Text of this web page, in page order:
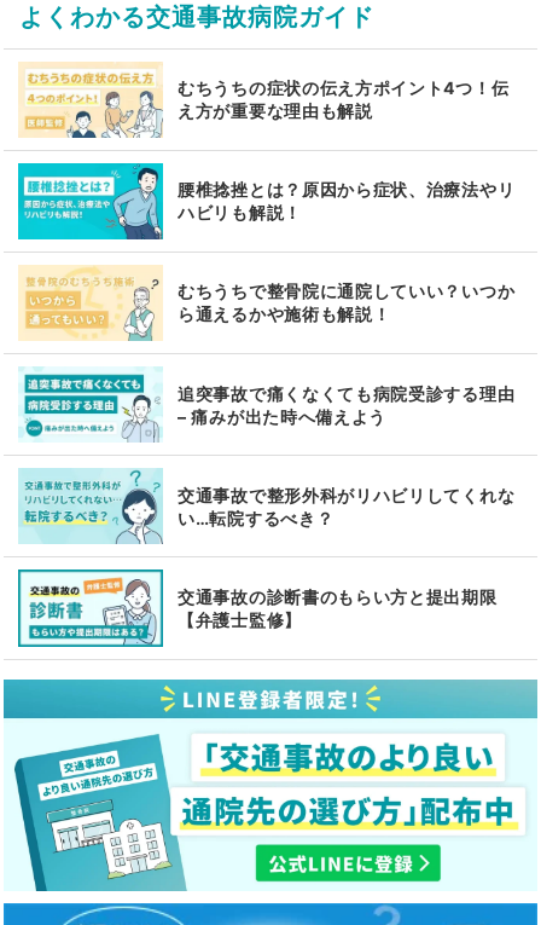
よくわかる交通事故病院ガイド
むちうちの症状の伝え方ポイント4つ！伝
え方が重要な理由も解説
腰椎捻挫とは？原因から症状、治療法やリ
ハビリも解説！
むちうちで整骨院に通院していい？いつか
ら通えるかや施術も解説！
追突事故で痛くなくても病院受診する理由
– 痛みが出た時へ備えよう
交通事故で整形外科がリハビリしてくれな
い…転院するべき？
交通事故の診断書のもらい方と提出期限
【弁護士監修】